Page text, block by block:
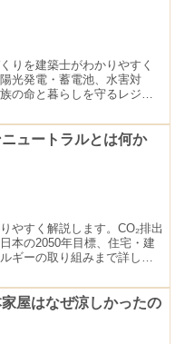
りを建築士がわかりやすく
光発電・蓄電池、水害対
の命と暮らしを守るレジリ
ュートラルとは何か
やすく解説します。CO₂排出
本の2050年目標、住宅・建
ギーの取り組みまで詳しく
屋はなぜ涼しかったの